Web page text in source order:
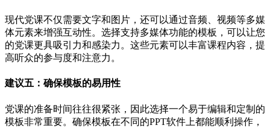
现代党课不仅需要文字和图片，还可以通过音频、视频等多媒
体元素来增强互动性。选择支持多媒体功能的模板，可以让您
的党课更具吸引力和感染力。这些元素可以丰富课程内容，提
高听众的参与度和注意力。
建议五：确保模板的易用性
党课的准备时间往往很紧张，因此选择一个易于编辑和定制的
模板非常重要。确保模板在不同的PPT软件上都能顺利操作，